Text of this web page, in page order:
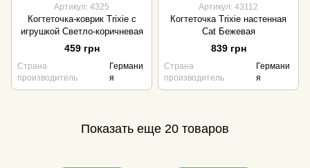
Артикул: 4325
Когтеточка-коврик Trixie с
игрушкой Светло-коричневая
459 грн
Страна
производитель
Германи
я
Артикул: 43112
Когтеточка Trixie настенная
Cat Бежевая
839 грн
Страна
производитель
Германи
я
Показать еще 20 товаров